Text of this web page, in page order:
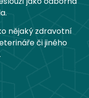
nějaký zdravotní
či jiného